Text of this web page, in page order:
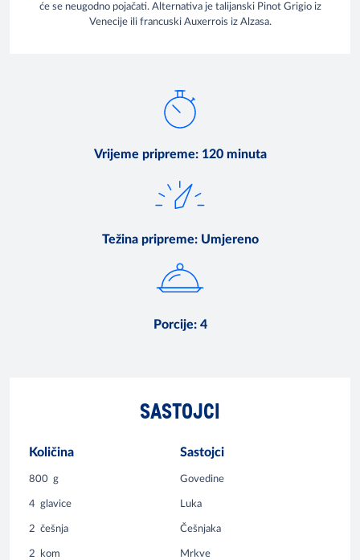
će se neugodno pojačati. Alternativa je talijanski Pinot Grigio iz
Venecije ili francuski Auxerrois iz Alzasa.
Vrijeme pripreme: 120 minuta
Težina pripreme: Umjereno
Porcije: 4
SASTOJCI
Količina Sastojci
800 g Govedine
4 glavice Luka
2 češnja Češnjaka
2 kom Mrkve